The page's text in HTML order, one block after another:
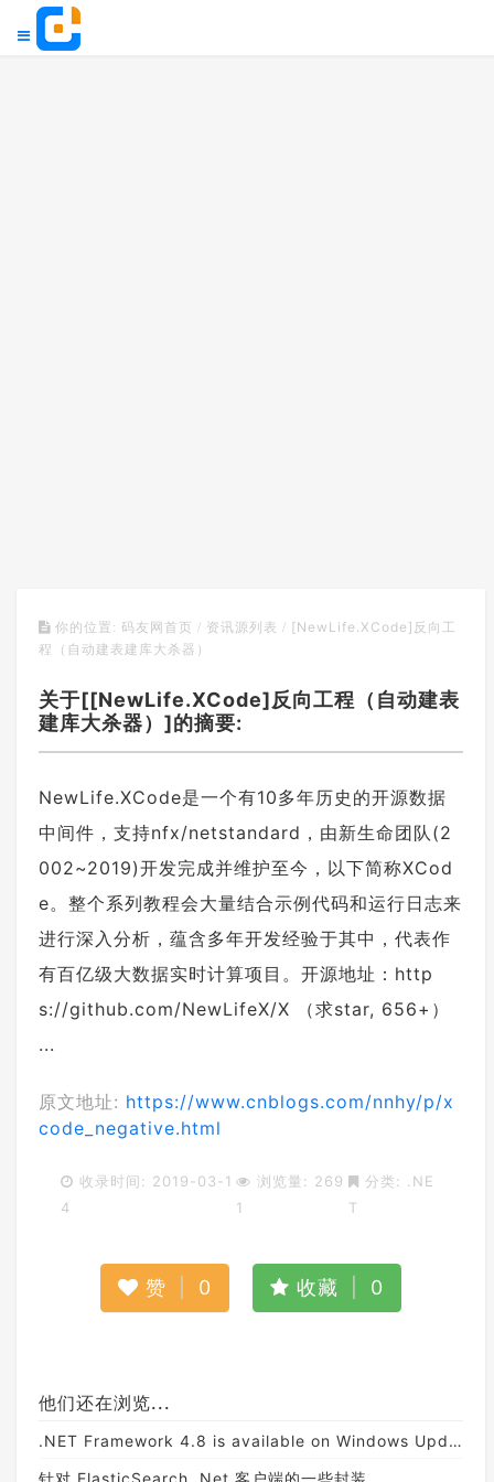
你的位置: 码友网首页 / 资讯源列表 / [NewLife.XCode]反向工
程（自动建表建库大杀器）
关于[[NewLife.XCode]反向工程（自动建表
建库大杀器）]的摘要:
NewLife.XCode是一个有10多年历史的开源数据
中间件，支持nfx/netstandard，由新生命团队(2
002~2019)开发完成并维护至今，以下简称XCod
e。整个系列教程会大量结合示例代码和运行日志来
进行深入分析，蕴含多年开发经验于其中，代表作
有百亿级大数据实时计算项目。开源地址：http
s://github.com/NewLifeX/X （求star, 656+）
...
原文地址: https://www.cnblogs.com/nnhy/p/x
code_negative.html
收录时间: 2019-03-1
4
浏览量: 269
1
分类:
.NE
T
赞 0 收藏 0
他们还在浏览...
.NET Framework 4.8 is available on Windows Update, WSUS and MU Catalog
针对 ElasticSearch .Net 客户端的一些封装